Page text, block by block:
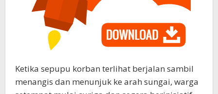
Ketika sepupu korban terlihat berjalan sambil
menangis dan menunjuk ke arah sungai, warga